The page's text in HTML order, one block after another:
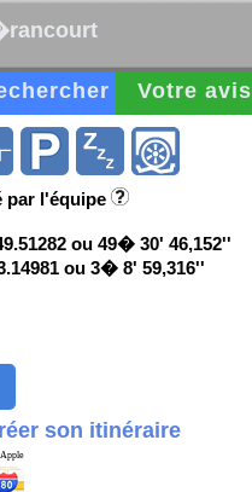
Votre avis
par l'équipe
ou 49� 30' 46,152''
ou 3� 8' 59,316''
son itinéraire